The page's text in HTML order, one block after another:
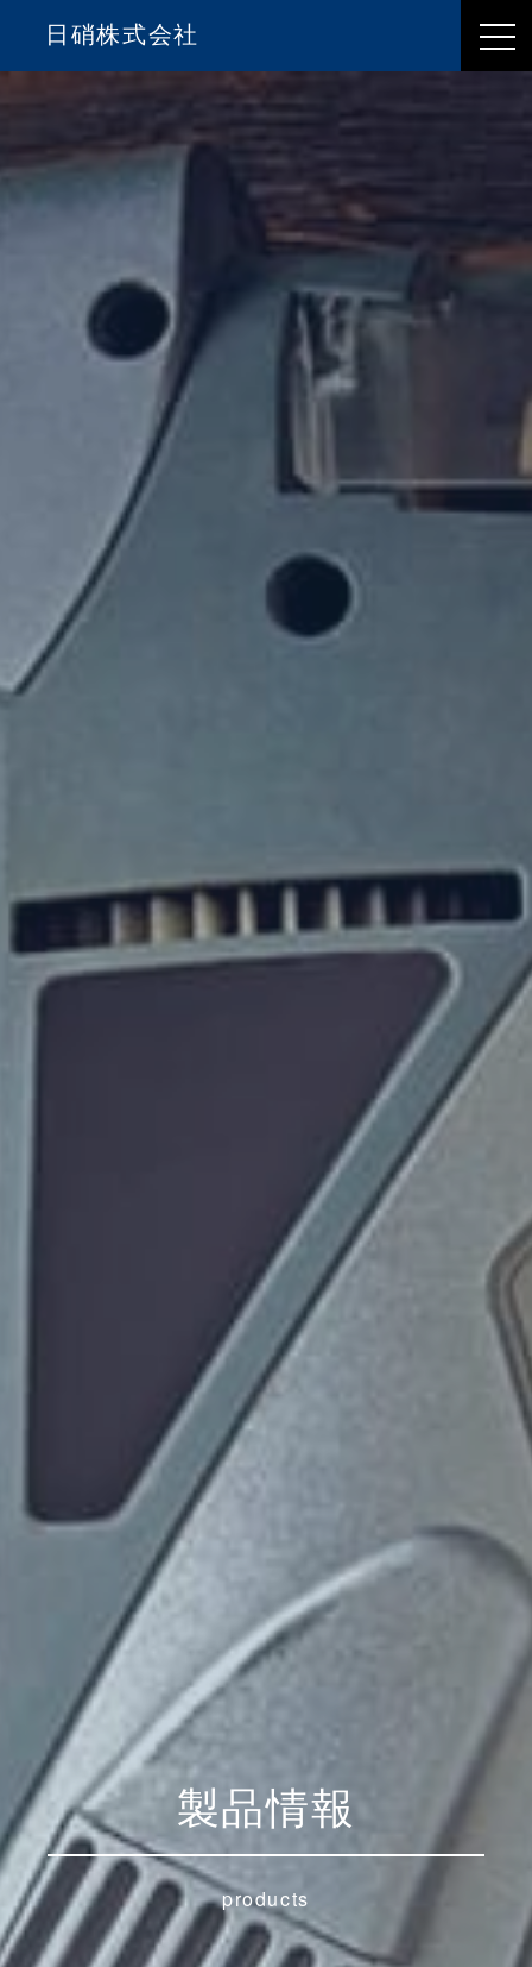
日硝株式会社
製品情報
products